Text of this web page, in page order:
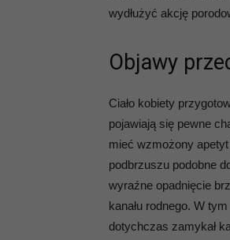
wydłużyć akcję
Objawy
Ciało kobiety
pojawiają się pewne
mieć wzmożony
podbrzuszu podobne
wyraźne opadnięcie
kanału rodnego. W
dotychczas zamykał